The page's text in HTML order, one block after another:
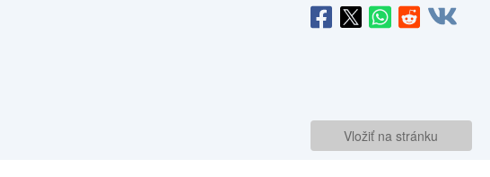
Vložiť na stránku